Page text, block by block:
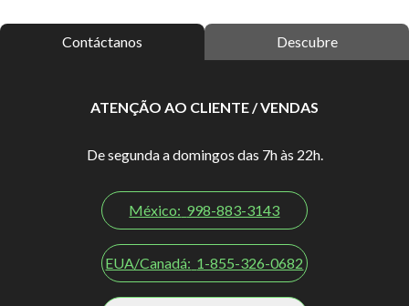
Contáctanos Descubre
ATENÇÃO AO CLIENTE / VENDAS
De segunda a domingos das 7h às 22h.
México: 998-883-3143
EUA/Canadá: 1-855-326-0682